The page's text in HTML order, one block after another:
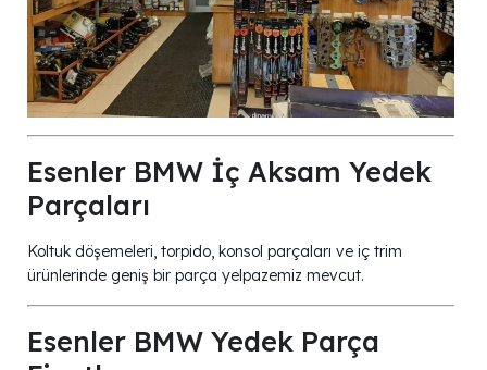
Esenler BMW İç Aksam Yedek
Parçaları
Koltuk döşemeleri, torpido, konsol parçaları ve iç trim
ürünlerinde geniş bir parça yelpazemiz mevcut.
Esenler BMW Yedek Parça